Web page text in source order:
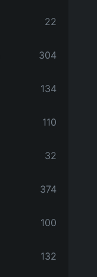
22
304
134
110
32
374
100
132